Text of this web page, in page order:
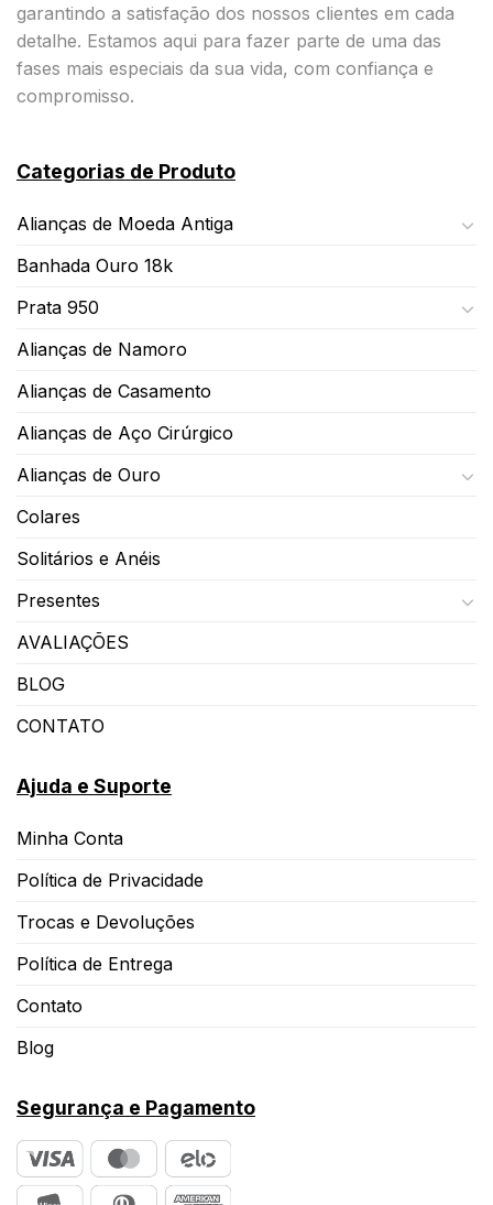
garantindo a satisfação dos nossos clientes em cada
detalhe. Estamos aqui para fazer parte de uma das
fases mais especiais da sua vida, com confiança e
compromisso.
Categorias de Produto
Alianças de Moeda Antiga
Banhada Ouro 18k
Prata 950
Alianças de Namoro
Alianças de Casamento
Alianças de Aço Cirúrgico
Alianças de Ouro
Colares
Solitários e Anéis
Presentes
AVALIAÇÕES
BLOG
CONTATO
Ajuda e Suporte
Minha Conta
Política de Privacidade
Trocas e Devoluções
Política de Entrega
Contato
Blog
Segurança e Pagamento